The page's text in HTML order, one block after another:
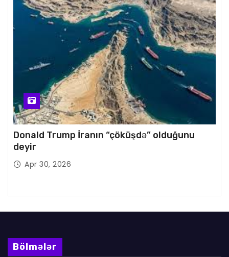
Donald Trump İranın “çöküşdə” olduğunu
deyir
Apr 30, 2026
Bölmələr